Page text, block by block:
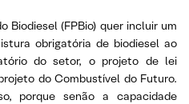
Biodiesel (FPBio) quer incluir um
obrigatória de biodiesel ao
do setor, o projeto de lei
do Combustível do Futuro.
porque senão a capacidade